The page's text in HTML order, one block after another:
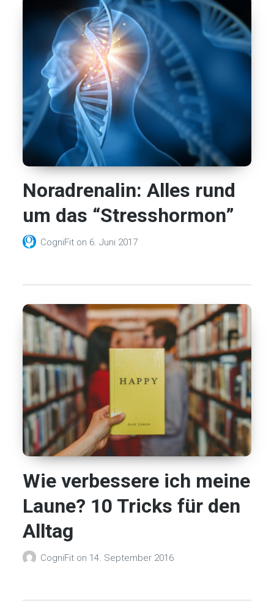
Noradrenalin: Alles rund
um das “Stresshormon”
CogniFit on 6. Juni 2017
Wie verbessere ich meine
Laune? 10 Tricks für den
Alltag
CogniFit on 14. September 2016